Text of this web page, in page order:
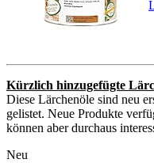
Kürzlich hinzugefügte
Diese Lärchenöle sind neu
gelistet. Neue Produkte
können aber durchaus
Neu